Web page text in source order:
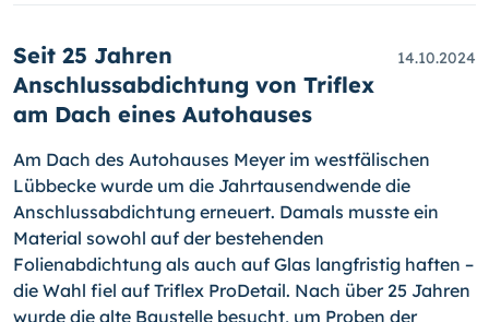
Seit 25 Jahren
Anschlussabdichtung von Triflex
am Dach eines Autohauses
14.10.2024
Am Dach des Autohauses Meyer im westfälischen
Lübbecke wurde um die Jahrtausendwende die
Anschlussabdichtung erneuert. Damals musste ein
Material sowohl auf der bestehenden
Folienabdichtung als auch auf Glas langfristig haften –
die Wahl fiel auf Triflex ProDetail. Nach über 25 Jahren
wurde die alte Baustelle besucht, um Proben der